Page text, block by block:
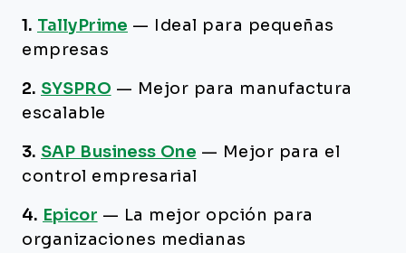
1. TallyPrime —
Ideal para pequeñas
empresas
2. SYSPRO — Mejor para manufactura
escalable
3. SAP Business One — Mejor para el
control empresarial
4. Epicor — La mejor opción para
organizaciones medianas